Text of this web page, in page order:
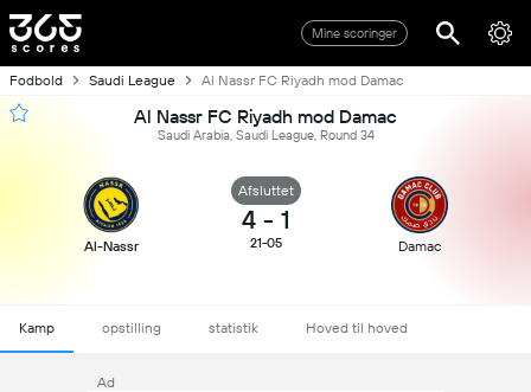
Mine scoringer
Fodbold Saudi League Al Nassr FC Riyadh mod Damac
Al Nassr FC Riyadh mod Damac
Saudi Arabia, Saudi League, Round 34
Al-Nassr
Afsluttet
4 - 1
21-05 Damac
Kamp opstilling statistik Hoved til hoved
Ad